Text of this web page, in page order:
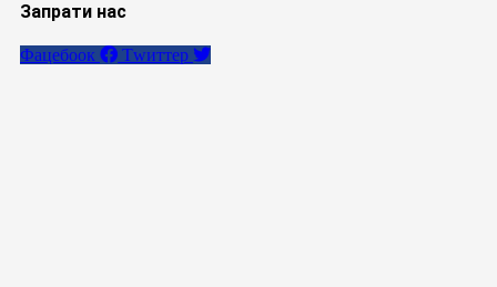
Запрати нас
Фацебоок Тwиттер